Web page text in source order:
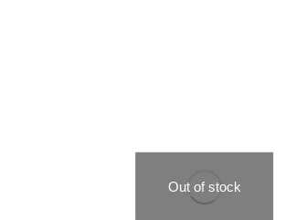
Out of stock